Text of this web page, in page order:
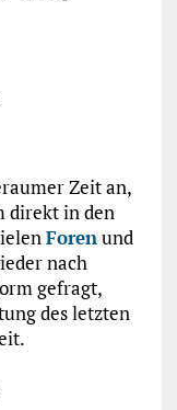
Zeit an,
direkt in den
Forenund
nach
gefragt,
des letzten